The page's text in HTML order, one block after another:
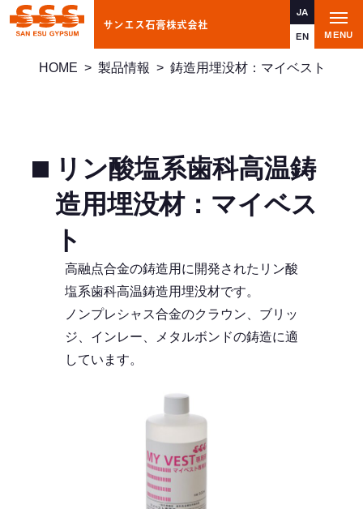
サンエス石膏株式会社
JA
EN
t
o
g
MENU
HOME > 製品情報 > 鋳造用埋没材：マイベスト
リン酸塩系歯科高温鋳
造用埋没材：マイベス
ト
高融点合金の鋳造用に開発されたリン酸
塩系歯科高温鋳造用埋没材です。
ノンプレシャス合金のクラウン、ブリッ
ジ、インレー、メタルボンドの鋳造に適
しています。